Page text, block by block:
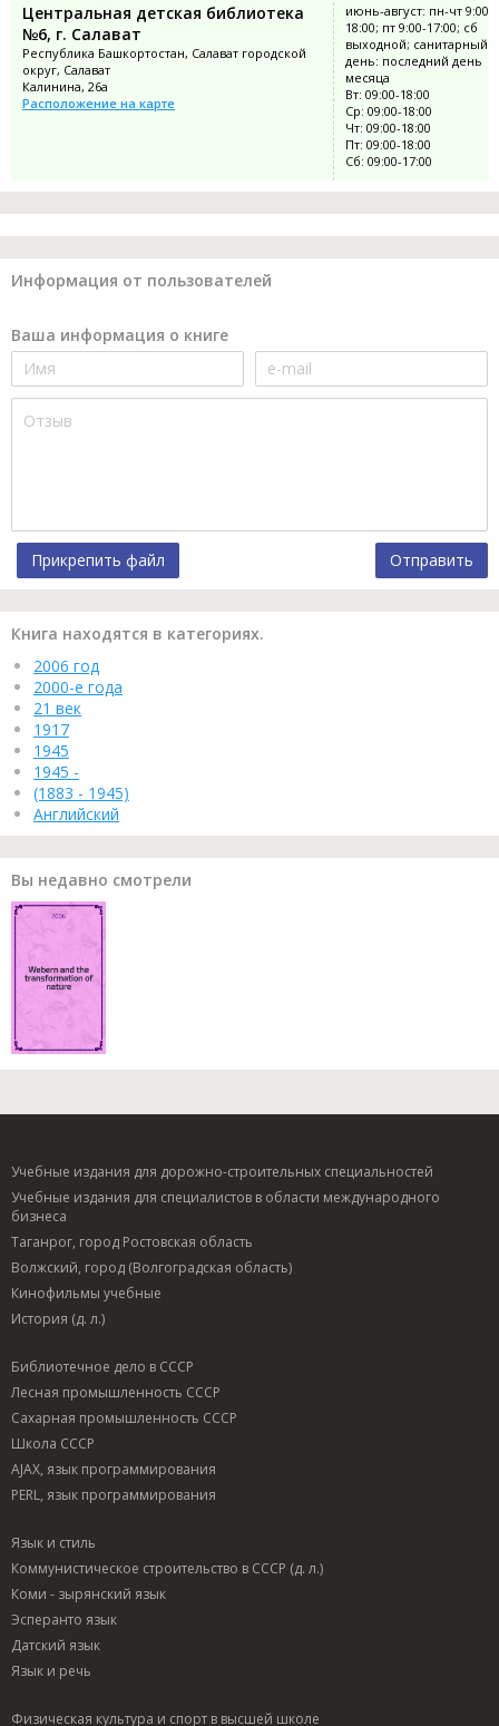
Центральная детская библиотека
№6, г. Салават
Республика Башкортостан, Салават городской
округ, Салават
Калинина, 26а
Расположение на карте
июнь-август: пн-чт 9:00-
18:00; пт 9:00-17:00; сб
выходной; санитарный
день: последний день
месяца
Вт: 09:00-18:00
Ср: 09:00-18:00
Чт: 09:00-18:00
Пт: 09:00-18:00
Сб: 09:00-17:00
Информация от пользователей
Ваша информация о книге
Прикрепить файл Отправить
Книга находятся в категориях.
2006 год
2000-е года
21 век
1917
1945
1945 -
(1883 - 1945)
Английский
Вы недавно смотрели
Учебные издания для дорожно-строительных специальностей
Учебные издания для специалистов в области международного
бизнеса
Таганрог, город Ростовская область
Волжский, город (Волгоградская область)
Кинофильмы учебные
История (д. л.)
Библиотечное дело в СССР
Лесная промышленность СССР
Сахарная промышленность СССР
Школа СССР
AJAX, язык программирования
PERL, язык программирования
Язык и стиль
Коммунистическое строительство в СССР (д. л.)
Коми - зырянский язык
Эсперанто язык
Датский язык
Язык и речь
Физическая культура и спорт в высшей школе